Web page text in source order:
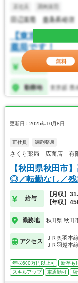
更新日：2025年10月8日
正社員 調剤薬局
さくら薬局 広面店 有
【秋田県秋田市
◎／転勤なし／残
生◎
給与
【月収】
【年収】
勤務地 秋田県 秋田
アクセス
ＪＲ奥羽本
ＪＲ羽越本
年収600万円以上可 新卒も
スキルアップ
車通勤可